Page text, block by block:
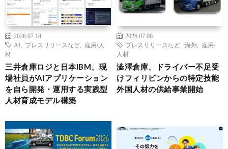
2026.07.18
AI
プレスリリースなど
雇用/人
材
三井倉庫ロジと日本IBM、現
場社員がAIアプリケーション
を自ら開発・運用する実践型
人材育成モデル構築
2026.07.06
プレスリリースなど
海外
雇用/
人材
澁澤倉庫、ドライバー不足受
けフィリピンからの特定技能
外国人材の供給事業開始